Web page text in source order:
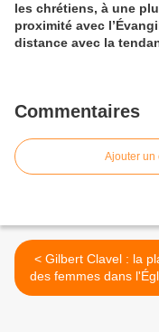
les chrétiens, à une
proximité avec
distance avec la
Commentaires
Ajouter un
< Gilbert Clavel : la place
des femmes dans
sortir des